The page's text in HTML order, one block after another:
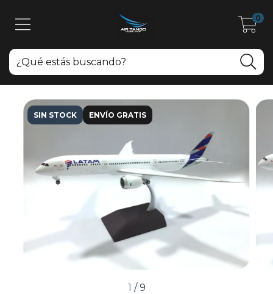
0
SIN STOCK ENVÍO GRATIS
1 /9